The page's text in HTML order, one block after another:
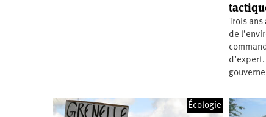
département
Afrique
Amérique
Amérique
latine
Europe
Trois
de
Écologie